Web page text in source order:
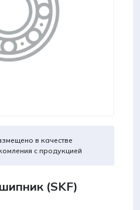
в качестве
с продукцией
(SKF)